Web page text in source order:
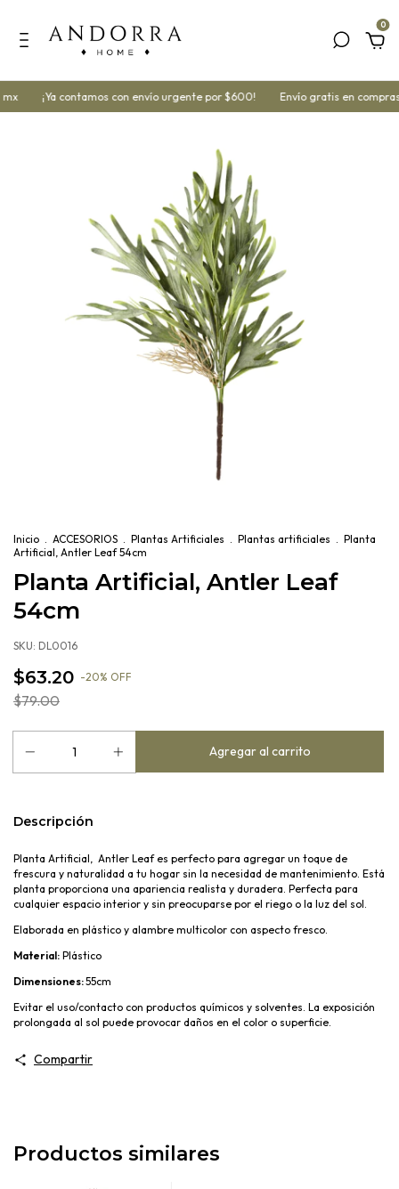
0
¡Ya contamos con envío urgente por $600! Envío gratis en
Inicio . ACCESORIOS . Plantas Artificiales . Plantas artificiales . Planta
Artificial, Antler Leaf 54cm
Planta Artificial, Antler Leaf
54cm
SKU: DL0016
$63.20 -20% OFF
$79.00
Descripción
Planta Artificial, Antler Leaf es perfecto para agregar un toque de
frescura y naturalidad a tu hogar sin la necesidad de mantenimiento. Está
planta proporciona una apariencia realista y duradera. Perfecta para
cualquier espacio interior y sin preocuparse por el riego o la luz del sol.
Elaborada en plástico y alambre multicolor con aspecto fresco.
Material: Plástico
Dimensiones:55cm
Evitar el uso/contacto con productos químicos y solventes. La exposición
prolongada al sol puede provocar daños en el color o superficie.
Compartir
Productos similares